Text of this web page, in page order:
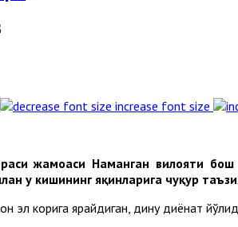
increase font size
жамоаси Наманган вилояти
у кишининг яқинларига чуқур
эл корига ярайдиган, дину диёнат